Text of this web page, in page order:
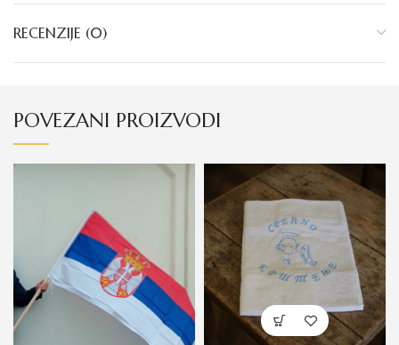
RECENZIJE (0)
POVEZANI PROIZVODI